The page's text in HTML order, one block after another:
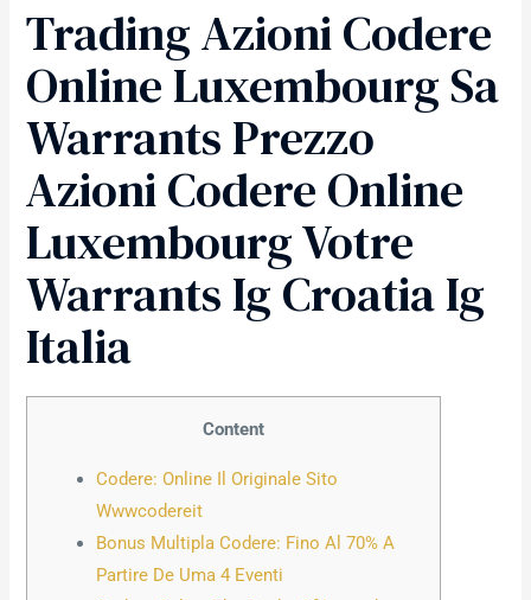
Trading Azioni Codere
Online Luxembourg Sa
Warrants Prezzo
Azioni Codere Online
Luxembourg Votre
Warrants Ig Croatia Ig
Italia
Content
Codere: Online Il Originale Sito
Wwwcodereit
Bonus Multipla Codere: Fino Al 70% A
Partire De Uma 4 Eventi